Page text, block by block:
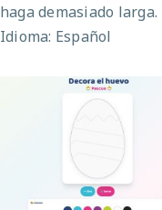
haga demasiado larga.
Idioma: Español
Decora el huevo de
Pascua